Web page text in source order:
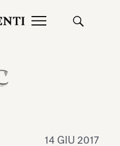
27 LUG 2026
14 GIU 2017